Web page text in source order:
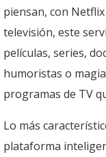
piensan, con
televisión, este
películas, series,
humoristas o
programas de TV
Lo más
plataforma